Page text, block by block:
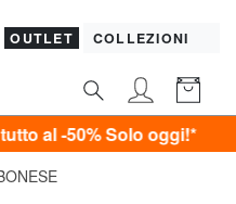
OUTLET COLLEZIONI
50%Solo oggi!*